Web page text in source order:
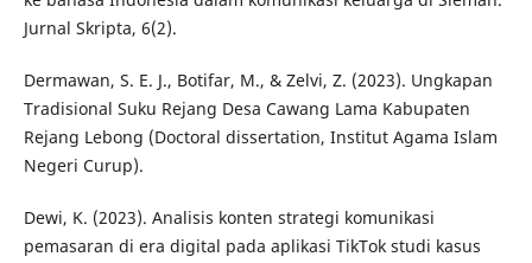
Jurnal Skripta, 6(2).
Dermawan, S. E. J., Botifar, M., & Zelvi, Z. (2023). Ungkapan
Tradisional Suku Rejang Desa Cawang Lama Kabupaten
Rejang Lebong (Doctoral dissertation, Institut Agama Islam
Negeri Curup).
Dewi, K. (2023). Analisis konten strategi komunikasi
pemasaran di era digital pada aplikasi TikTok studi kasus